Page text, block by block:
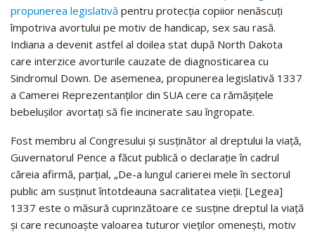
propunerea legislativă pentru protecția copiior nenăscuți
împotriva avortului pe motiv de handicap, sex sau rasă.
Indiana a devenit astfel al doilea stat după North Dakota
care interzice avorturile cauzate de diagnosticarea cu
Sindromul Down. De asemenea, propunerea legislativă 1337
a Camerei Reprezentanților din SUA cere ca rămășițele
bebelușilor avortați să fie incinerate sau îngropate.
Fost membru al Congresului și susținător al dreptului la viață,
Guvernatorul Pence a făcut publică o declarație în cadrul
căreia afirmă, parțial, „De-a lungul carierei mele în sectorul
public am susținut întotdeauna sacralitatea vieții. [Legea]
1337 este o măsură cuprinzătoare ce susține dreptul la viață
și care recunoaște valoarea tuturor vieților omenești, motiv